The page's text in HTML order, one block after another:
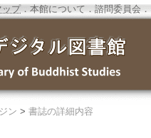
ップ．本館について ． 諮問委員会 ．
ン > 書誌の詳細内容